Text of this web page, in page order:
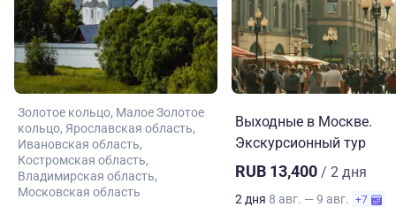
Золотое кольцо Малое Золотое
кольцо Ярославская область
Ивановская область
Костромская область
Владимирская область
Московская область
Выходные в Москве.
Экскурсионный тур
RUB 13,400 / 2 дня
2 дня 8 авг. — 9 авг. +7